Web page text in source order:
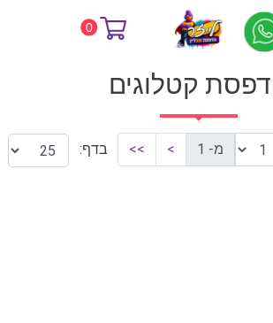
0 הדפסת קטלוגים
קטלוגים
מ- 1 >
>> בדף: